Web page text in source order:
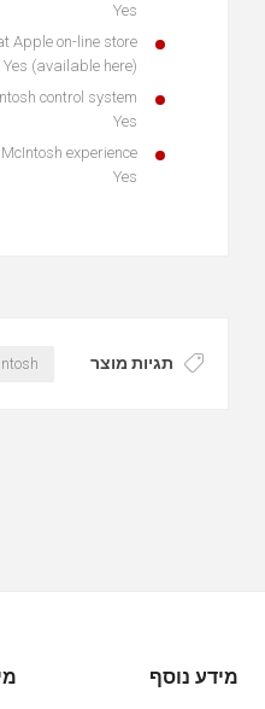
Yes
Apple on-line store
Yes (available here)
control system
Yes
experience
Yes
תגיות מוצר
מידע נוסף